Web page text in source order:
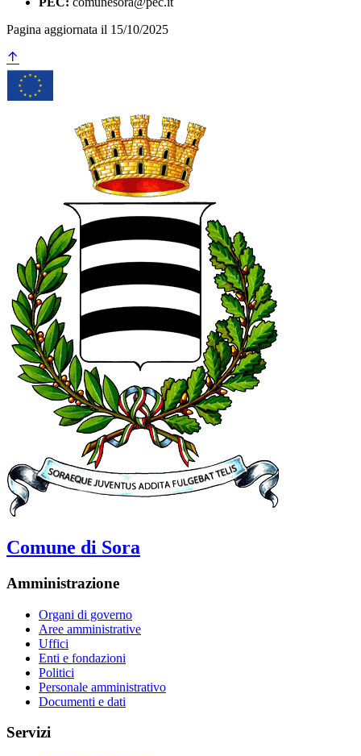
Pagina aggiornata il 15/10/2025
Comune di Sora
Amministrazione
Organi di governo
Aree amministrative
Uffici
Enti e fondazioni
Politici
Personale amministrativo
Documenti e dati
Servizi